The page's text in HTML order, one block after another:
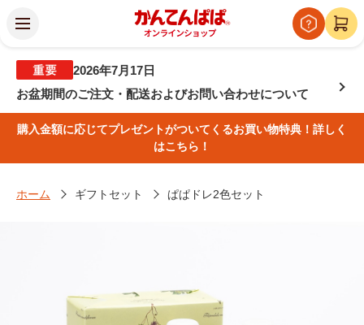
2026年7月17日
お盆期間のご注文・配送およびお問い合わせについて
購入金額に応じてプレゼントがついてくるお買い物特典！詳しく
はこちら！
ホーム ギフトセット ぱぱドレ2色セット